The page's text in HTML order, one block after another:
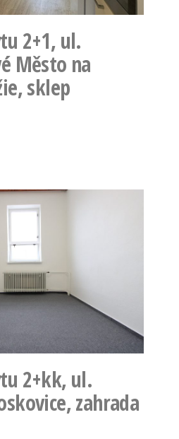
2+1, ul.
Město na
sklep
2+kk, ul.
zahrada